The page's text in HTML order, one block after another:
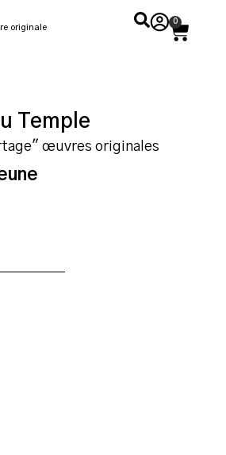
originale
0
Temple
œuvres originales